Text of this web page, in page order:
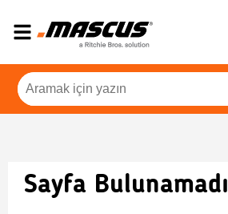
Sayfa Bulunamadı